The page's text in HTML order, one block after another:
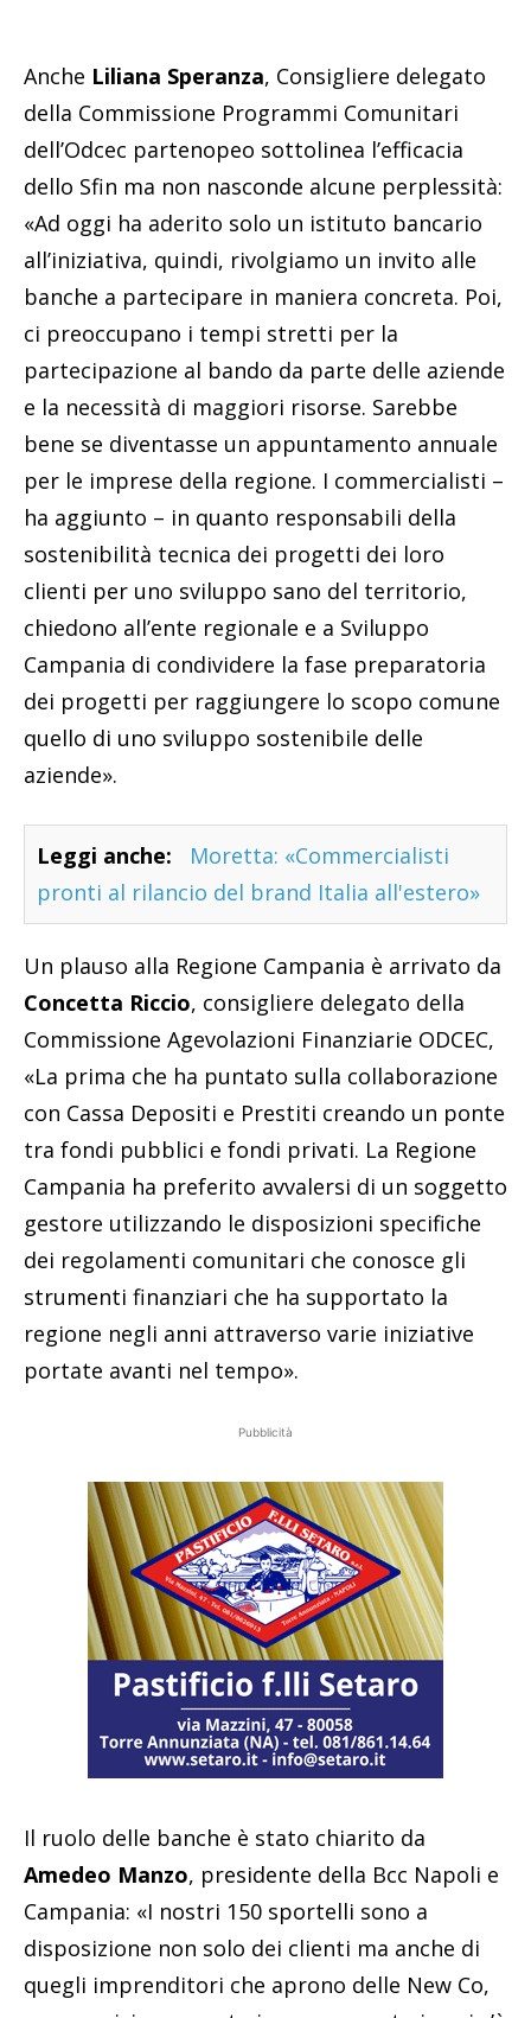
Anche Liliana Speranza, Consigliere delegato
della Commissione Programmi Comunitari
dell’Odcec partenopeo sottolinea l’efficacia
dello Sfin ma non nasconde alcune perplessità:
«Ad oggi ha aderito solo un istituto bancario
all’iniziativa, quindi, rivolgiamo un invito alle
banche a partecipare in maniera concreta. Poi,
ci preoccupano i tempi stretti per la
partecipazione al bando da parte delle aziende
e la necessità di maggiori risorse. Sarebbe
bene se diventasse un appuntamento annuale
per le imprese della regione. I commercialisti –
ha aggiunto – in quanto responsabili della
sostenibilità tecnica dei progetti dei loro
clienti per uno sviluppo sano del territorio,
chiedono all’ente regionale e a Sviluppo
Campania di condividere la fase preparatoria
dei progetti per raggiungere lo scopo comune
quello di uno sviluppo sostenibile delle
aziende».
Leggi anche:
Moretta: «Commercialisti
pronti al rilancio del brand Italia all'estero»
Un plauso alla Regione Campania è arrivato da
Concetta Riccio, consigliere delegato della
Commissione Agevolazioni Finanziarie ODCEC,
«La prima che ha puntato sulla collaborazione
con Cassa Depositi e Prestiti creando un ponte
tra fondi pubblici e fondi privati. La Regione
Campania ha preferito avvalersi di un soggetto
gestore utilizzando le disposizioni specifiche
dei regolamenti comunitari che conosce gli
strumenti finanziari che ha supportato la
regione negli anni attraverso varie iniziative
portate avanti nel tempo».
Pubblicità
Il ruolo delle banche è stato chiarito da
Amedeo Manzo, presidente della Bcc Napoli e
Campania: «I nostri 150 sportelli sono a
disposizione non solo dei clienti ma anche di
quegli imprenditori che aprono delle New Co,